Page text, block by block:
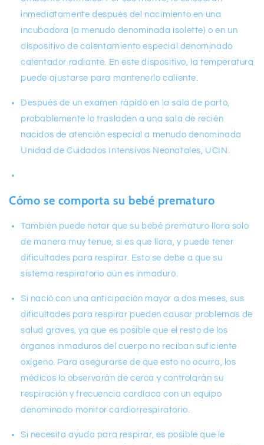
inmediatamente después del nacimiento en una
incubadora (a menudo denominada isolette) o en un
dispositivo de calentamiento especial denominado
calentador radiante. En este dispositivo, la temperatura
puede ajustarse para mantenerlo caliente.
Después de un examen rápido en la sala de parto,
probablemente lo trasladen a una sala de recién
nacidos de atención especial a menudo denominada
Unidad de Cuidados Intensivos Neonatales, UCIN.
Cómo se comporta su bebé prematuro
También puede notar que su bebé prematuro llora solo
de manera muy tenue, si es que llora, y puede tener
dificultades para respirar. Esto se debe a que su
sistema respiratorio aún es inmaduro.
Si nació con una anticipación mayor a dos meses, sus
dificultades para respirar pueden causar problemas de
salud graves, ya que es posible que el resto de los
órganos inmaduros del cuerpo no reciban suficiente
oxígeno. Para asegurarse de que esto no ocurra, los
médicos lo observarán de cerca y controlarán su
respiración y frecuencia cardíaca con un equipo
denominado monitor cardiorrespiratorio.
Si necesita ayuda para respirar, es posible que le